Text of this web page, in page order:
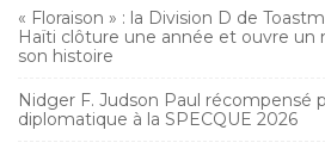
« Floraison » : la Division D de
Haïti clôture une année et ouvre un
son histoire
Nidger F. Judson Paul récompensé
diplomatique à la SPECQUE 2026